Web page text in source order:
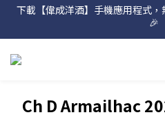
網店購滿 $500 即
下載【偉成洋酒】手機應用程式
🎉
網店購滿 $500 即
Ch D Armailhac